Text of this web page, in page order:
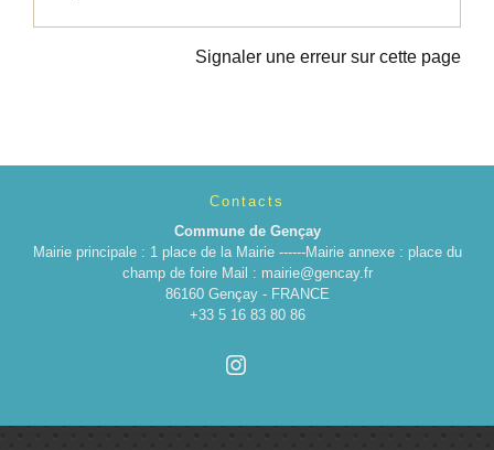
Signaler une erreur sur cette page
Contacts
Commune de Gençay
Mairie principale : 1 place de la Mairie ------Mairie annexe : place du
champ de foire Mail : mairie@gencay.fr
86160 Gençay - FRANCE
+33 5 16 83 80 86